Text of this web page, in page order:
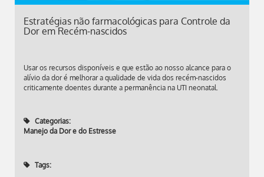
Estratégias não farmacológicas para Controle da
Dor em Recém-nascidos
Usar os recursos disponíveis e que estão ao nosso alcance para o
alívio da dor é melhorar a qualidade de vida dos recém-nascidos
criticamente doentes durante a permanência na UTI neonatal.
Categorias:
Manejo da Dor e do Estresse
Tags: